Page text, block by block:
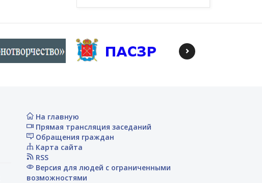
На главную
Прямая трансляция заседаний
Обращения граждан
Карта сайта
RSS
Версия для людей с ограниченными
возможностями